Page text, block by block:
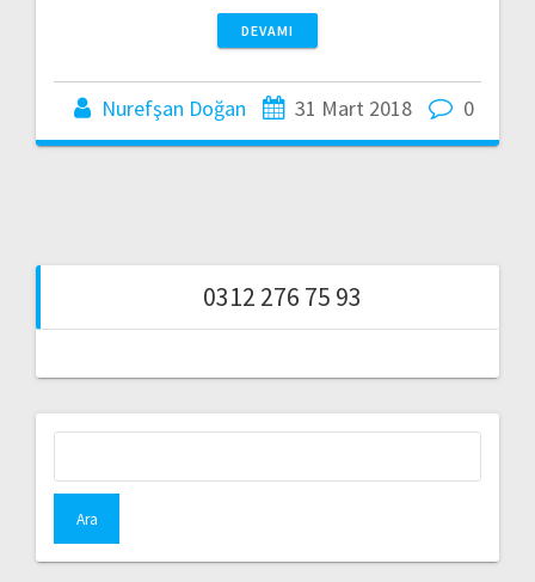
DEVAMI
Nurefşan Doğan 31 Mart 2018 0
0312 276 75 93